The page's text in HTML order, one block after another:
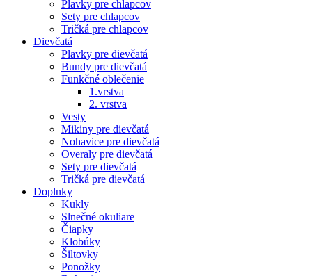
Plavky pre chlapcov
Sety pre chlapcov
Tričká pre chlapcov
Dievčatá
Plavky pre dievčatá
Bundy pre dievčatá
Funkčné oblečenie
1.vrstva
2. vrstva
Vesty
Mikiny pre dievčatá
Nohavice pre dievčatá
Overaly pre dievčatá
Sety pre dievčatá
Tričká pre dievčatá
Doplnky
Kukly
Slnečné okuliare
Čiapky
Klobúky
Šiltovky
Ponožky